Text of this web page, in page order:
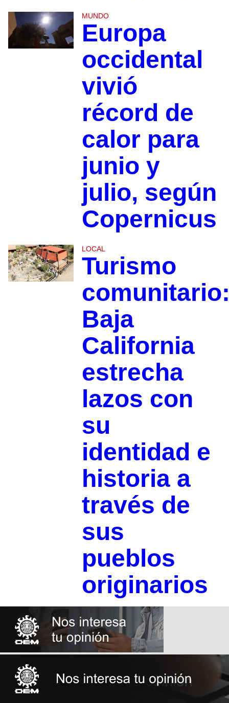
MUNDO
Europa
occidental
vivió
récord de
calor para
junio y
julio, según
Copernicus
LOCAL
Turismo
Baja
California
estrecha
lazos con
su
identidad e
historia a
través de
sus
pueblos
originarios